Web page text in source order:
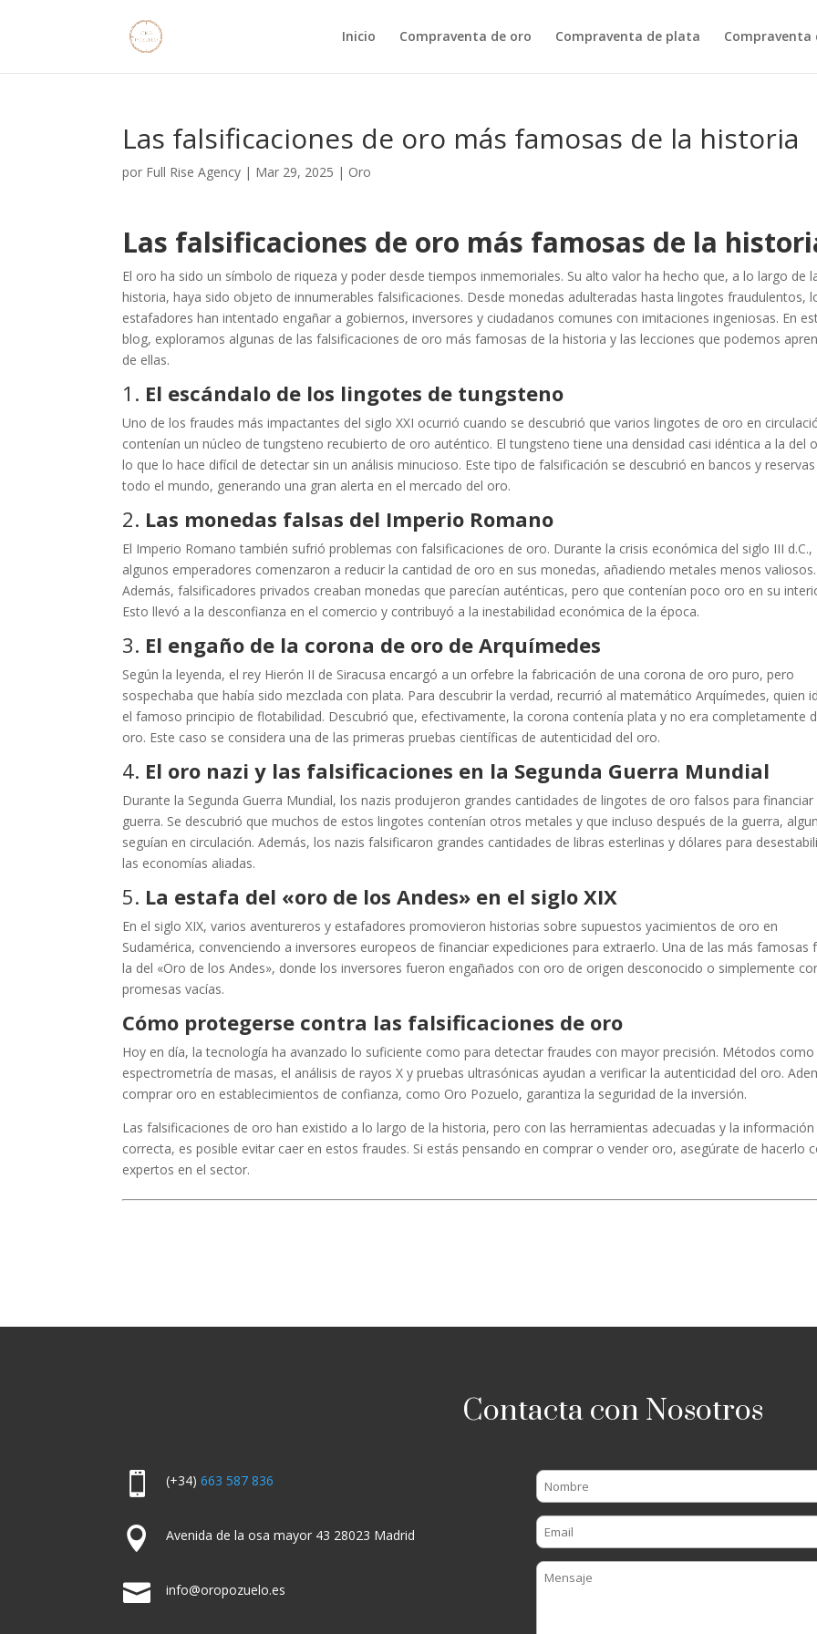
Inicio Compraventa de oro Compraventa de plata Compraventa
Las falsificaciones de oro más famosas de la historia
por Full Rise Agency | Mar 29, 2025 | Oro
Las falsificaciones de oro más famosas de la
El oro ha sido un símbolo de riqueza y poder desde tiempos inmemoriales. Su alto valor ha hecho que, a lo largo de
historia, haya sido objeto de innumerables falsificaciones. Desde monedas adulteradas hasta lingotes fraudulentos,
estafadores han intentado engañar a gobiernos, inversores y ciudadanos comunes con imitaciones ingeniosas. En
blog, exploramos algunas de las falsificaciones de oro más famosas de la historia y las lecciones que podemos
de ellas.
1. El escándalo de los lingotes de tungsteno
Uno de los fraudes más impactantes del siglo XXI ocurrió cuando se descubrió que varios lingotes de oro en
contenían un núcleo de tungsteno recubierto de oro auténtico. El tungsteno tiene una densidad casi idéntica a la del
lo que lo hace difícil de detectar sin un análisis minucioso. Este tipo de falsificación se descubrió en bancos y
todo el mundo, generando una gran alerta en el mercado del oro.
2. Las monedas falsas del Imperio Romano
El Imperio Romano también sufrió problemas con falsificaciones de oro. Durante la crisis económica del siglo III d.C.,
algunos emperadores comenzaron a reducir la cantidad de oro en sus monedas, añadiendo metales menos valiosos.
Además, falsificadores privados creaban monedas que parecían auténticas, pero que contenían poco oro en su
Esto llevó a la desconfianza en el comercio y contribuyó a la inestabilidad económica de la época.
3. El engaño de la corona de oro de Arquímedes
Según la leyenda, el rey Hierón II de Siracusa encargó a un orfebre la fabricación de una corona de oro puro, pero
sospechaba que había sido mezclada con plata. Para descubrir la verdad, recurrió al matemático Arquímedes, quien
el famoso principio de flotabilidad. Descubrió que, efectivamente, la corona contenía plata y no era completamente
oro. Este caso se considera una de las primeras pruebas científicas de autenticidad del oro.
4. El oro nazi y las falsificaciones en la Segunda Guerra Mundial
Durante la Segunda Guerra Mundial, los nazis produjeron grandes cantidades de lingotes de oro falsos para financiar
guerra. Se descubrió que muchos de estos lingotes contenían otros metales y que incluso después de la guerra,
seguían en circulación. Además, los nazis falsificaron grandes cantidades de libras esterlinas y dólares para
las economías aliadas.
5. La estafa del «oro de los Andes» en el siglo XIX
En el siglo XIX, varios aventureros y estafadores promovieron historias sobre supuestos yacimientos de oro en
Sudamérica, convenciendo a inversores europeos de financiar expediciones para extraerlo. Una de las más famosas
la del «Oro de los Andes», donde los inversores fueron engañados con oro de origen desconocido o simplemente
promesas vacías.
Cómo protegerse contra las falsificaciones de oro
Hoy en día, la tecnología ha avanzado lo suficiente como para detectar fraudes con mayor precisión. Métodos como
espectrometría de masas, el análisis de rayos X y pruebas ultrasónicas ayudan a verificar la autenticidad del oro.
comprar oro en establecimientos de confianza, como Oro Pozuelo, garantiza la seguridad de la inversión.
Las falsificaciones de oro han existido a lo largo de la historia, pero con las herramientas adecuadas y la información
correcta, es posible evitar caer en estos fraudes. Si estás pensando en comprar o vender oro, asegúrate de hacerlo
expertos en el sector.
Contacta con Nosotros
 (+34) 663 587 836
 Avenida de la osa mayor 43 28023 Madrid
 info@oropozuelo.es